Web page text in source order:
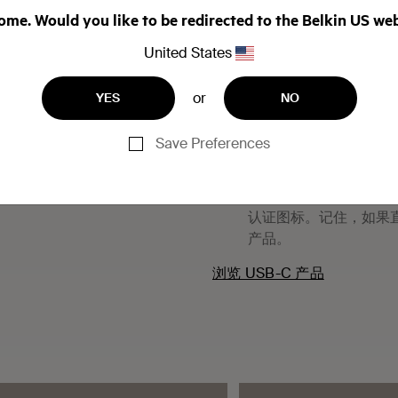
确保在线缆和/或产品
模糊或没有伪造痕迹。
如果它看起来很完美
在线零售网站上的贝
认证图标。记住，如果
产品。
浏览 USB-C 产品
Would you like to be redirected to the Belkin US
United States
YES or NO
Save Preferences